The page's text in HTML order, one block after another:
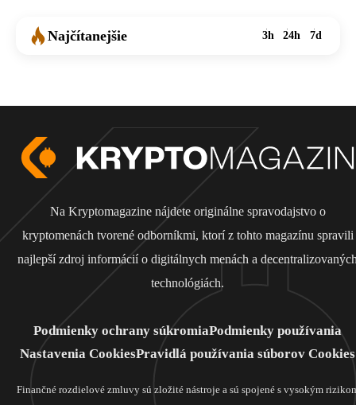
Najčítanejšie 3h 24h 7d
Na Kryptomagazine nájdete originálne spravodajstvo o
kryptomenách tvorené odborníkmi, ktorí z tohto magazínu spravili
najlepší zdroj informácií o digitálnych menách a
technológiách.
Podmienky ochrany súkromiaPodmienky používania
Nastavenia CookiesPravidlá používania súborov Cookies
Finančné rozdielové zmluvy sú zložité nástroje a sú spojené s vysokým